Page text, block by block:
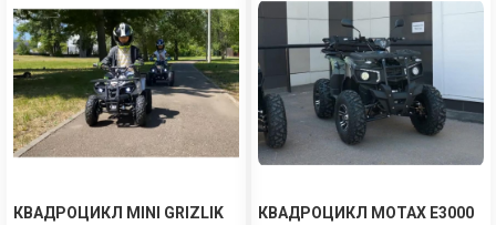
КВАДРОЦИКЛ MINI GRIZLIK
КВАДРОЦИКЛ MOTAX E3000